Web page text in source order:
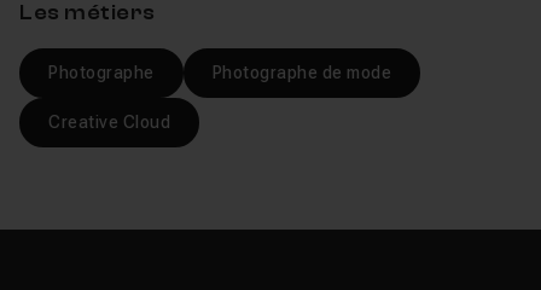
Si vous souhaitez structurer votre montée en
compétences sur un parcours encadré, la
formation Photographe certifianteintègre Lightroom
dans un cursus complet de 61 heures, éligible au CPF et
accompagné d'un mentor individuel.
Les métiers
Photographe Photographe de mode
Creative Cloud